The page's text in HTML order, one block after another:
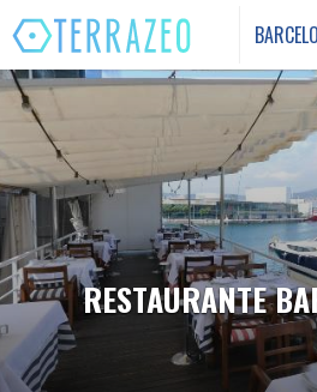
Skip
to
content
RESTAURANTE